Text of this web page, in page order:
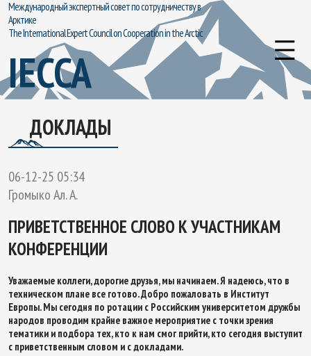
Международный экспертный совет по сотрудничеству в
Арктике
The International Expert Council on Cooperation in the Arctic
IECCA
ДОКЛАДЫ
06-12-25 05:34
Громыко Ал. А.
ПРИВЕТСТВЕННОЕ СЛОВО К УЧАСТНИКАМ
КОНФЕРЕНЦИИ
Уважаемые коллеги, дорогие друзья, мы начинаем. Я надеюсь, что в
техническом плане все готово. Добро пожаловать в Институт
Европы. Мы сегодня по ротации с Российским университетом дружбы
народов проводим крайне важное мероприятие с точки зрения
тематики и подбора тех, кто к нам смог прийти, кто сегодня выступит
с приветственным словом и с докладами.